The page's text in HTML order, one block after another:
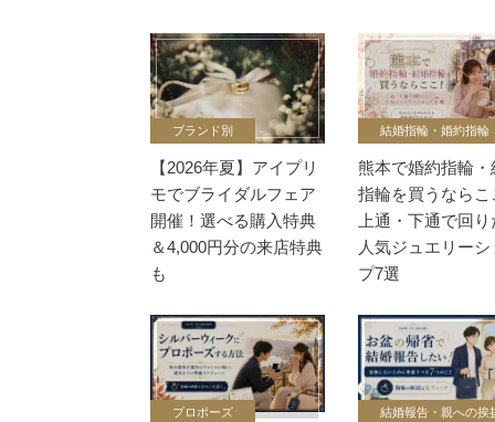
ブランド別
【2026年夏】アイプリ
モでブライダルフェア
開催！選べる購入特典
＆4,000円分の来店特典
も
結婚指輪・婚約指輪
熊本で婚約指輪・
指輪を買うならこ
上通・下通で回
人気ジュエリーシ
プ7選
プロポーズ 結婚報告・親への挨